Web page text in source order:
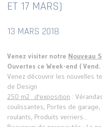
ET 17 MARS)
13 MARS 2018
Venez visiter notre Nouveau
Ouvertes ce Week-end (
Venez découvrir les nouvelles
de Design
250 m2 d'exposition :
coulissantes, Portes de
roulants, Produits verriers...